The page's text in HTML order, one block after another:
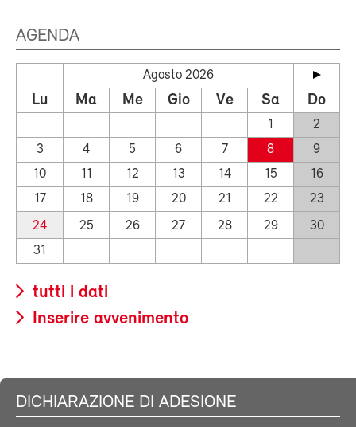
AGENDA
Agosto 2026
Lu Ma Me Gio Ve Sa Do
1
2
3
4 5 6 7 8
9
10
11 12 13 14 15
16
17
18 19 20 21 22
23
24
25 26 27 28 29
30
31
tutti i dati
Inserire avvenimento
DICHIARAZIONE DI ADESIONE